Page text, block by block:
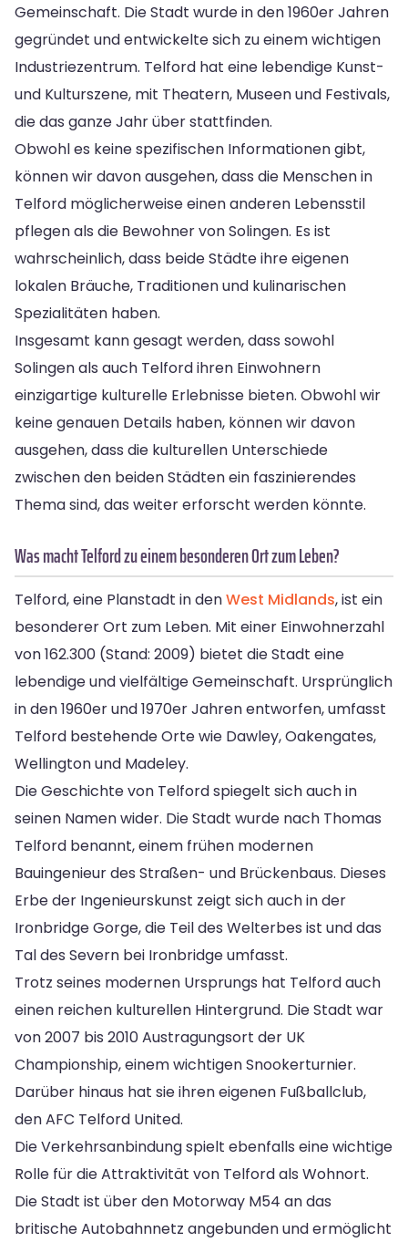
Gemeinschaft. Die Stadt wurde in den 1960er Jahren
gegründet und entwickelte sich zu einem wichtigen
Industriezentrum. Telford hat eine lebendige Kunst-
und Kulturszene, mit Theatern, Museen und Festivals,
die das ganze Jahr über stattfinden.
Obwohl es keine spezifischen Informationen gibt,
können wir davon ausgehen, dass die Menschen in
Telford möglicherweise einen anderen Lebensstil
pflegen als die Bewohner von Solingen. Es ist
wahrscheinlich, dass beide Städte ihre eigenen
lokalen Bräuche, Traditionen und kulinarischen
Spezialitäten haben.
Insgesamt kann gesagt werden, dass sowohl
Solingen als auch Telford ihren Einwohnern
einzigartige kulturelle Erlebnisse bieten. Obwohl wir
keine genauen Details haben, können wir davon
ausgehen, dass die kulturellen Unterschiede
zwischen den beiden Städten ein faszinierendes
Thema sind, das weiter erforscht werden könnte.
Was macht Telford zu einem besonderen Ort zum Leben?
Telford, eine Planstadt in denWest Midlands, ist ein
besonderer Ort zum Leben. Mit einer Einwohnerzahl
von 162.300 (Stand: 2009) bietet die Stadt eine
lebendige und vielfältige Gemeinschaft. Ursprünglich
in den 1960er und 1970er Jahren entworfen, umfasst
Telford bestehende Orte wie Dawley, Oakengates,
Wellington und Madeley.
Die Geschichte von Telford spiegelt sich auch in
seinen Namen wider. Die Stadt wurde nach Thomas
Telford benannt, einem frühen modernen
Bauingenieur des Straßen- und Brückenbaus. Dieses
Erbe der Ingenieurskunst zeigt sich auch in der
Ironbridge Gorge, die Teil des Welterbes ist und das
Tal des Severn bei Ironbridge umfasst.
Trotz seines modernen Ursprungs hat Telford auch
einen reichen kulturellen Hintergrund. Die Stadt war
von 2007 bis 2010 Austragungsort der UK
Championship, einem wichtigen Snookerturnier.
Darüber hinaus hat sie ihren eigenen Fußballclub,
den AFC Telford United.
Die Verkehrsanbindung spielt ebenfalls eine wichtige
Rolle für die Attraktivität von Telford als Wohnort.
Die Stadt ist über den Motorway M54 an das
britische Autobahnnetz angebunden und ermöglicht